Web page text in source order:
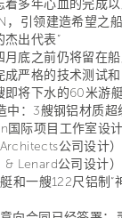
着多年心血的完成
，引领建造希望之
出代表”
底之前仍将留在
严格的技术测试和
即将下水的60米游
中：3艘钢铝材质
国际项目工作室设
公司设计
Lenard公司设计
和一艘122尺铝制“